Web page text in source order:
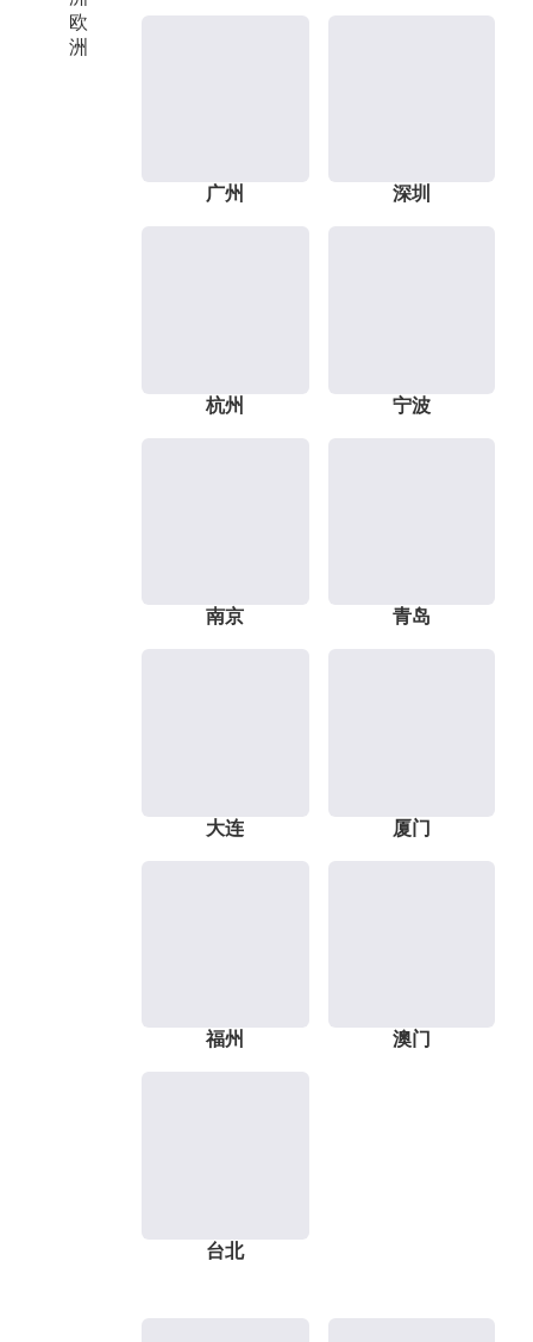
欧
洲
广州 深圳
杭州 宁波
南京 青岛
大连 厦门
福州 澳门
台北